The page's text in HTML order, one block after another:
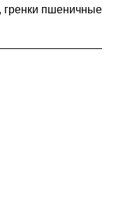
гренки пшеничные